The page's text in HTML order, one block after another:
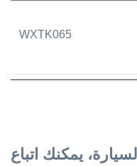
WXTK065
يمكنك اتباع